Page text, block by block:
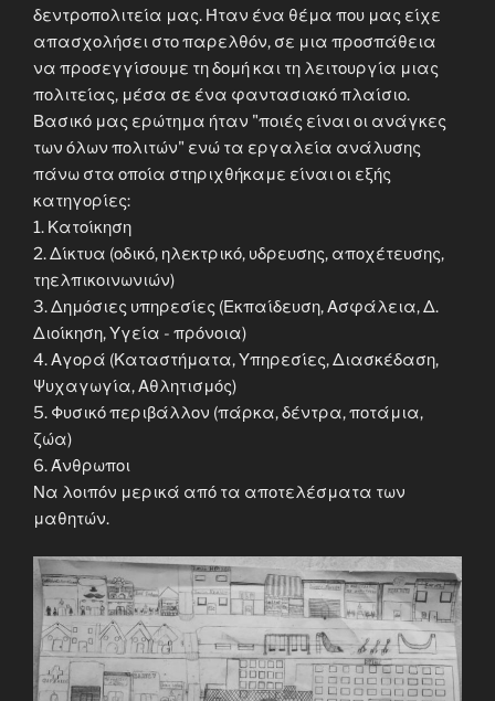
δεντροπολιτεία μας. Ήταν ένα θέμα που μας είχε
απασχολήσει στο παρελθόν, σε μια προσπάθεια
να προσεγγίσουμε τη δομή και τη λειτουργία μιας
πολιτείας, μέσα σε ένα φαντασιακό πλαίσιο.
Βασικό μας ερώτημα ήταν "ποιές είναι οι ανάγκες
των όλων πολιτών" ενώ τα εργαλεία ανάλυσης
πάνω στα οποία στηριχθήκαμε είναι οι εξής
κατηγορίες:
1. Κατοίκηση
2. Δίκτυα (οδικό, ηλεκτρικό, υδρευσης, αποχέτευσης,
τηελπικοινωνιών)
3. Δημόσιες υπηρεσίες (Εκπαίδευση, Ασφάλεια, Δ.
Διοίκηση, Υγεία - πρόνοια)
4. Αγορά (Καταστήματα, Υπηρεσίες, Διασκέδαση,
Ψυχαγωγία, Αθλητισμός)
5. Φυσικό περιβάλλον (πάρκα, δέντρα, ποτάμια,
ζώα)
6. Άνθρωποι
Να λοιπόν μερικά από τα αποτελέσματα των
μαθητών.